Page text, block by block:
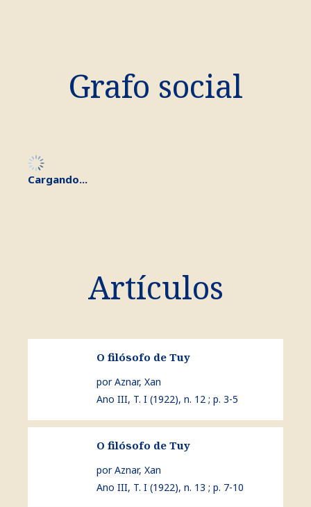
Grafo social
Cargando...
Artículos
ver O filósofo de TuyO filósofo de Tuy
por Aznar, Xan
Ano III, T. I (1922), n. 12 ; p. 3-5
ver O filósofo de TuyO filósofo de Tuy
por Aznar, Xan
Ano III, T. I (1922), n. 13 ; p. 7-10